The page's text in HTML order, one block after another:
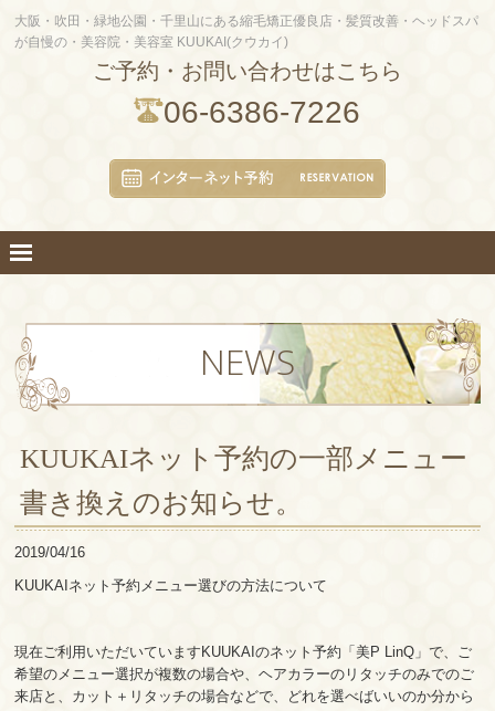
大阪・吹田・緑地公園・千里山にある縮毛矯正優良店・髪質改善・ヘッドスパ
が自慢の・美容院・美容室 KUUKAI(クウカイ)
ご予約・お問い合わせはこちら
06-6386-7226
NEWS
KUUKAIネット予約の一部メニュー
書き換えのお知らせ。
2019/04/16
KUUKAIネット予約メニュー選びの方法について
現在ご利用いただいていますKUUKAIのネット予約「美P LinQ」で、ご
希望のメニュー選択が複数の場合や、ヘアカラーのリタッチのみでのご
来店と、カット＋リタッチの場合などで、どれを選べばいいのか分から